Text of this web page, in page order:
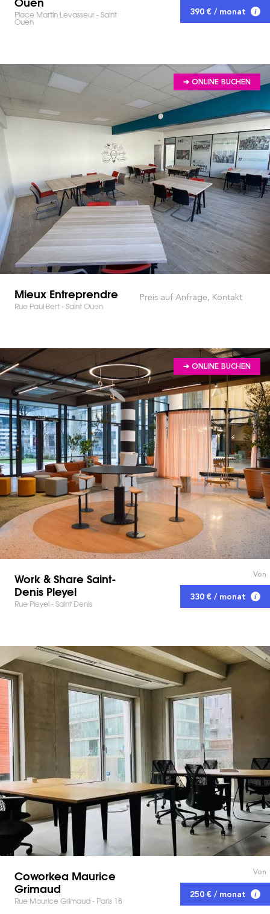
Place Martin Levasseur - Saint
Ouen
390 € / monat
➔ ONLINE BUCHEN
Mieux Entreprendre
Rue Paul Bert - Saint Ouen
Preis auf Anfrage, Kontakt
➔ ONLINE BUCHEN
Work & Share Saint-
Denis Pleyel
Rue Pleyel - Saint Denis
Von
330 € / monat
Coworkea Maurice
Grimaud
Rue Maurice Grimaud - Paris 18
Von
250 € / monat